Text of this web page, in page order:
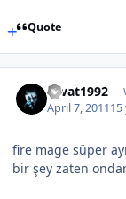
Quote
cevat1992
April 7, 201115
fire mage süper
bir şey zaten